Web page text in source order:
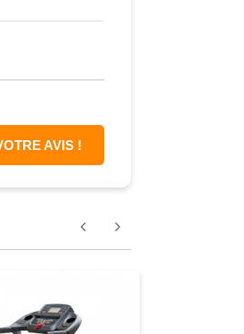
AVIS !